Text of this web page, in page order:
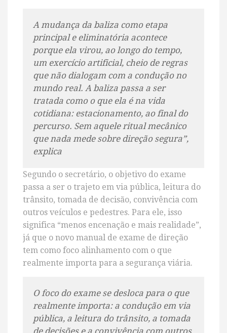
A mudança da baliza como etapa
principal e eliminatória acontece
porque ela virou, ao longo do tempo,
um exercício artificial, cheio de regras
que não dialogam com a condução no
mundo real. A baliza passa a ser
tratada como o que ela é na vida
cotidiana: estacionamento, ao final do
percurso. Sem aquele ritual mecânico
que nada mede sobre direção segura”,
explica
Segundo o secretário, o objetivo do exame
passa a ser o trajeto em via pública, leitura do
trânsito, tomada de decisão, convivência com
outros veículos e pedestres. Para ele, isso
significa “menos encenação e mais realidade”,
já que o novo manual de exame de direção
tem como foco alinhamento com o que
realmente importa para a segurança viária.
O foco do exame se desloca para o que
realmente importa: a condução em via
pública, a leitura do trânsito, a tomada
de decisões e a convivência com outros